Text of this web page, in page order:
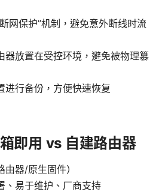
网保护”机制，避免意外断线时流
器放置在受控环境，避免被物理篡
进行备份，方便快速恢复
即用 vs 自建路由器
器/原生固件）
、易于维护、厂商支持